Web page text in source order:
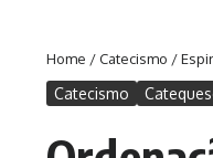
Home /Catecismo /
Catecismo